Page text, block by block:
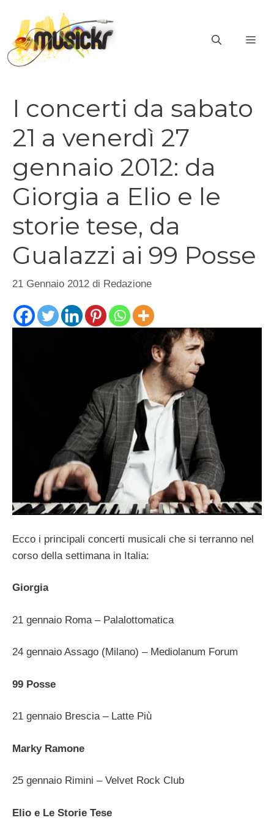
contenuto
I concerti da sabato
21 a venerdì 27
gennaio 2012: da
Giorgia a Elio e le
storie tese, da
Gualazzi ai 99 Posse
21 Gennaio 2012 di Redazione
Ecco i principali concerti musicali che si terranno nel
corso della settimana in Italia:
Giorgia
21 gennaio Roma – Palalottomatica
24 gennaio Assago (Milano) – Mediolanum Forum
99 Posse
21 gennaio Brescia – Latte Più
Marky Ramone
25 gennaio Rimini – Velvet Rock Club
Elio e Le Storie Tese